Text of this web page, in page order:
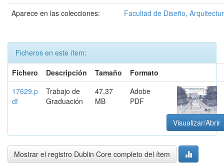
Aparece en las colecciones:
Facultad de Diseño,
Ficheros en este ítem:
Fichero
Descripción Tamaño
Formato
17629.p
df
Trabajo de
Graduación
47,37
MB
Adobe
PDF
Visualizar/Abrir
Mostrar el registro Dublin Core completo del ítem